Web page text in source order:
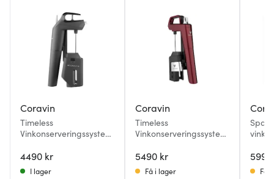
Coravin
Timeless
Vinkonserveringssystem
4490 kr
I lager
Coravin
Timeless
Vinkonserveringssystem
5490 kr
Få i lager Få